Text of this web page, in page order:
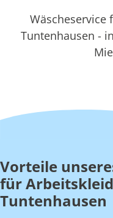
Wäscheservice
Tuntenhausen -
Vorteile
für
Tuntenhausen